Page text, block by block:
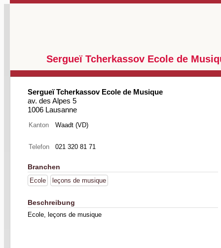
Sergueï Tcherkassov Ecole de
Sergueï Tcherkassov Ecole de Musique
av. des Alpes 5
1006 Lausanne
Kanton Waadt (VD)
Telefon 021 320 81 71
Branchen
Ecole leçons de musique
Beschreibung
Ecole, leçons de musique